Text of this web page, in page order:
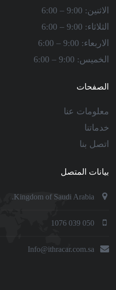
الاثنين: 9:00 – 6:00
الثلاثاء: 9:00 – 6:00
الاربعاء: 9:00 – 6:00
الخميس: 9:00 – 6:00
الصفحات
معلومات عنا
خدماتنا
اتصل بنا
بيانات المتصل
Kingdom of Saudi Arabia.
050 039 1076
Info@ithracar.com.sa